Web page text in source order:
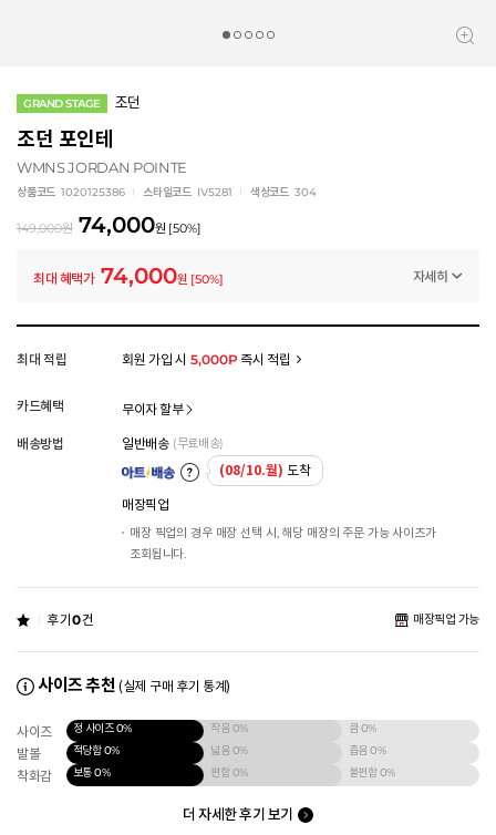
GRAND STAGE 조던
조던 포인테
WMNS JORDAN POINTE
상품코드 1020125386 스타일코드 IV5281 색상코드 304
149,000원 74,000원 [50%]
최대 혜택가 74,000원 [50%] 자세히
멤버십 상시 할인
모든 혜택이 적용된 금액으로, 실제 결제 금액과는 차이가 있을 수 있습니다.
최대 적립 회원 가입 시 5,000P즉시 적립
카드혜택 무이자 할부
배송방법 일반배송 (무료배송)
(08/10.월) 도착
매장픽업
매장 픽업의 경우 매장 선택 시, 해당 매장의 주문 가능 사이즈가
조회됩니다.
후기0건 매장픽업 가능
사이즈 추천 (실제 구매 후기 통계)
사이즈 정 사이즈0% 작음0% 큼0%
발볼 적당함0% 넓음0% 좁음0%
착화감 보통0% 편함0% 불편함0%
더 자세한 후기 보기